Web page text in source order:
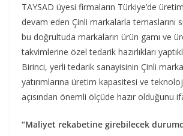
TAYSAD üyesi firmaların Türkiye’de
devam eden Çinli markalarla temaslarını
bu doğrultuda markaların ürün gamı ve
takvimlerine özel tedarik hazırlıkları
Birinci, yerli tedarik sanayisinin Çinli
yatırımlarına üretim kapasitesi ve
açısından önemli ölçüde hazır olduğunu
“Maliyet rekabetine girebilecek